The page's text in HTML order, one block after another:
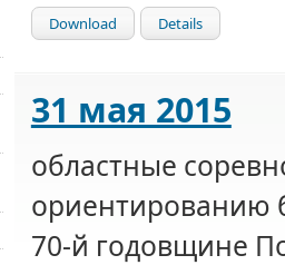
Download Details
31 мая 2015
областные
ориентированию
70-й годовщине